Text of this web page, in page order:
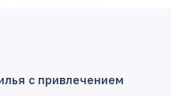
с привлечением